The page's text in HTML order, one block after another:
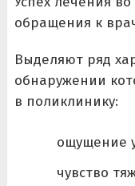
обращения к
Выделяют ряд
обнаружении
в поликлинику:
ощущение
чувство